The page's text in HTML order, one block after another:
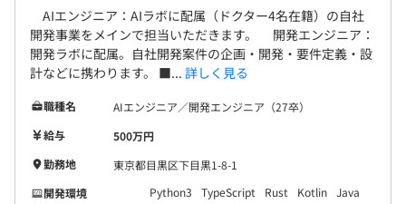
AIエンジニア：AIラボに配属（ドクター4名在籍）の自社
開発事業をメインで担当いただきます。 開発エンジニア：
開発ラボに配属。自社開発案件の企画・開発・要件定義・設
計などに携わります。 ■... 詳しく見る
職種名
AIエンジニア／開発エンジニア（27卒）
給与
500万円
勤務地
東京都目黒区下目黒1-8-1
開発環境
Python3 TypeScript Rust Kotlin Java